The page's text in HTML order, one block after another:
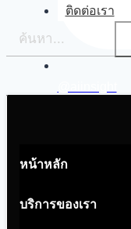
ติดต่อเรา
หน้าหลัก
บริการของเรา